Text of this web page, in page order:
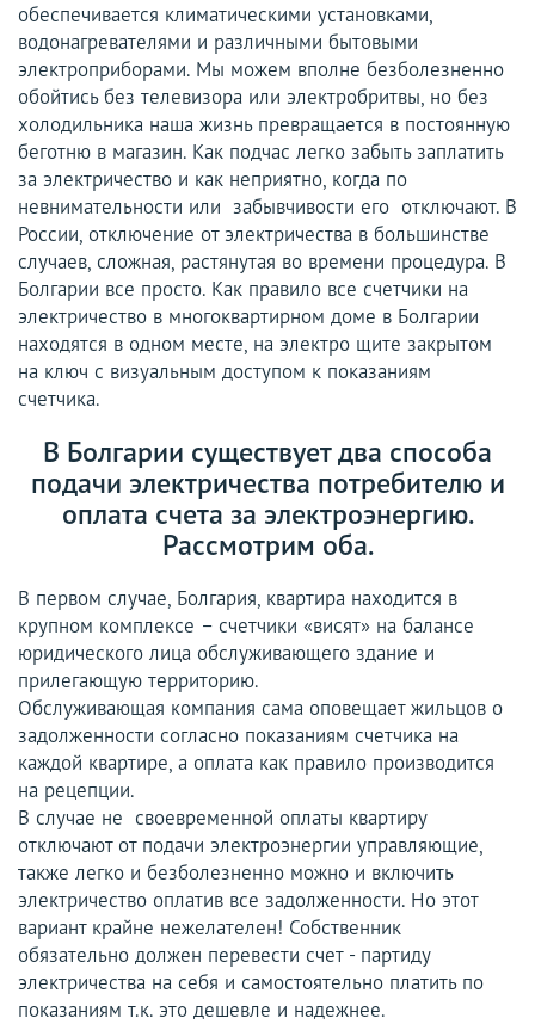
обеспечивается климатическими установками,
водонагревателями и различными бытовыми
электроприборами. Мы можем вполне безболезненно
обойтись без телевизора или электробритвы, но без
холодильника наша жизнь превращается в постоянную
беготню в магазин. Как подчас легко забыть заплатить
за электричество и как неприятно, когда по
невнимательности или забывчивости его отключают. В
России, отключение от электричества в большинстве
случаев, сложная, растянутая во времени процедура. В
Болгарии все просто. Как правило все счетчики на
электричество в многоквартирном доме в Болгарии
находятся в одном месте, на электро щите закрытом
на ключ с визуальным доступом к показаниям
счетчика.
В Болгарии существует два способа
подачи электричества потребителю и
оплата счета за электроэнергию.
Рассмотрим оба.
В первом случае, Болгария, квартира находится в
крупном комплексе – счетчики «висят» на балансе
юридического лица обслуживающего здание и
прилегающую территорию.
Обслуживающая компания сама оповещает жильцов о
задолженности согласно показаниям счетчика на
каждой квартире, а оплата как правило производится
на рецепции.
В случае не своевременной оплаты квартиру
отключают от подачи электроэнергии управляющие,
также легко и безболезненно можно и включить
электричество оплатив все задолженности. Но этот
вариант крайне нежелателен! Собственник
обязательно должен перевести счет - партиду
электричества на себя и самостоятельно платить по
показаниям т.к. это дешевле и надежнее.